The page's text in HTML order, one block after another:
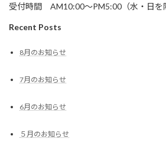
受付時間 AM10:00～PM5:00（水・日を
Recent Posts
8月のお知らせ
7月のお知らせ
6月のお知らせ
５月のお知らせ